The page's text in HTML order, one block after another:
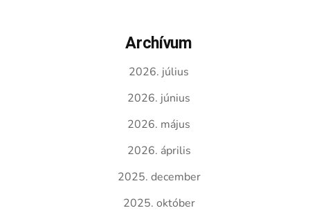
Archívum
2026. július
2026. június
2026. május
2026. április
2025. december
2025. október